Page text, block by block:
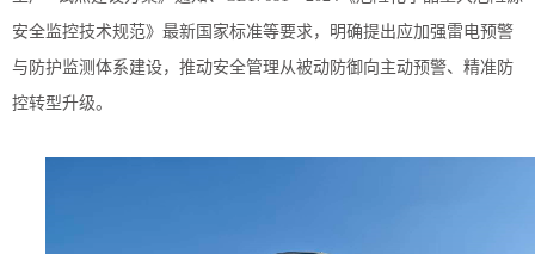
安全监控技术规范》最新国家标准等要求， 明确提出应加强雷电预警
与防护监测体系建设，推动安全管理从被动防御向主动预警、精准防
控转型升级。